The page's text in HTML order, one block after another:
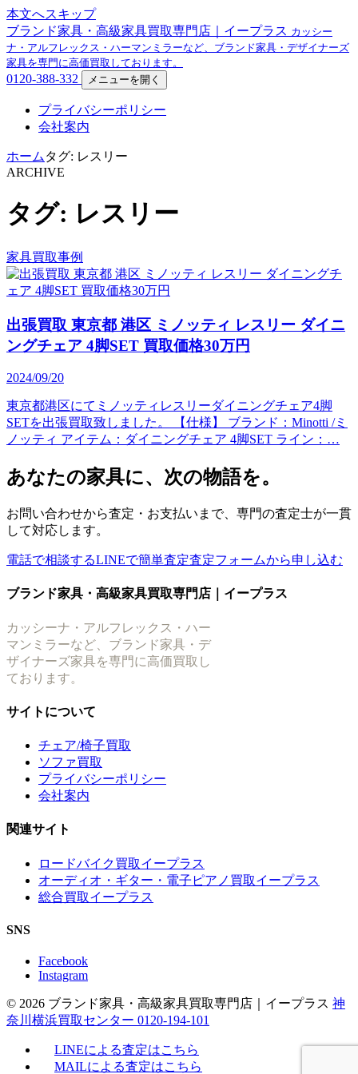
本文へスキップ
ブランド家具・高級家具買取専門店｜イープラス カッシー
ナ・アルフレックス・ハーマンミラーなど、ブランド家具・デザイナーズ
家具を専門に高価買取しております。
0120-388-332 メニューを開く
プライバシーポリシー
会社案内
ホーム タグ: レスリー
ARCHIVE
タグ: レスリー
家具買取事例
出張買取 東京都 港区 ミノッティ レスリー ダイニ
ングチェア 4脚SET 買取価格30万円
2024/09/20
東京都港区にてミノッティレスリーダイニングチェア4脚
SETを出張買取致しました。 【仕様】 ブランド：Minotti /ミ
ノッティ アイテム：ダイニングチェア 4脚SET ライン：…
あなたの家具に、次の物語を。
お問い合わせから査定・お支払いまで、専門の査定士が一貫
して対応します。
電話で相談するLINEで簡単査定査定フォームから申し込む
ブランド家具・高級家具買取専門店｜イープラス
カッシーナ・アルフレックス・ハー
マンミラーなど、ブランド家具・デ
ザイナーズ家具を専門に高価買取し
ております。
サイトについて
チェア/椅子買取
ソファ買取
プライバシーポリシー
会社案内
関連サイト
ロードバイク買取イープラス
オーディオ・ギター・電子ピアノ買取イープラス
総合買取イープラス
SNS
Facebook
Instagram
© 2026 ブランド家具・高級家具買取専門店｜イープラス 神
奈川横浜買取センター 0120-194-101
LINEによる査定はこちら
MAILによる査定はこちら